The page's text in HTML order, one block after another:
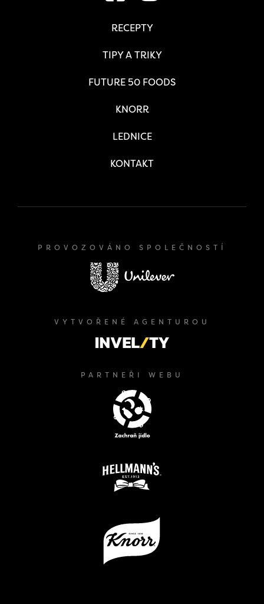
RECEPTY
TIPY A TRIKY
FUTURE 50 FOODS
KNORR
LEDNICE
KONTAKT
PROVOZOVÁNO SPOLEČNOSTÍ
VYTVOŘENÉ AGENTUROU
PARTNEŘI WEBU